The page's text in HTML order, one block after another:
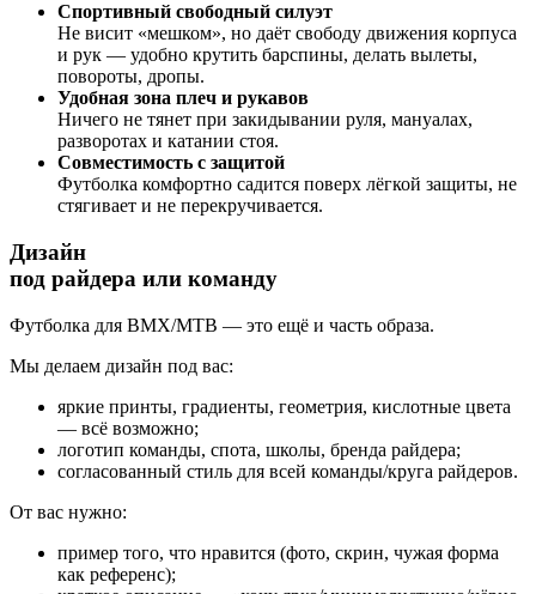
Спортивный свободный силуэт
Не висит «мешком», но даёт свободу движения корпуса
и рук — удобно крутить барспины, делать вылеты,
повороты, дропы.
Удобная зона плеч и рукавов
Ничего не тянет при закидывании руля, мануалах,
разворотах и катании стоя.
Совместимость с защитой
Футболка комфортно садится поверх лёгкой защиты, не
стягивает и не перекручивается.
Дизайн
под райдера или команду
Футболка для BMX/MTB — это ещё и часть образа.
Мы делаем дизайн под вас:
яркие принты, градиенты, геометрия, кислотные цвета
— всё возможно;
логотип команды, спота, школы, бренда райдера;
согласованный стиль для всей команды/круга райдеров.
От вас нужно:
пример того, что нравится (фото, скрин, чужая форма
как референс);